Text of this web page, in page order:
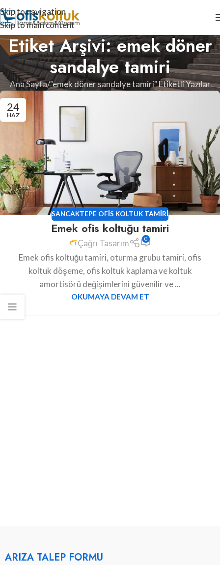
Skip to navigation
Skip to main content
Etiket Arşivi: emek döner
sandalye tamiri
Ana Sayfa "emek döner sandalye tamiri" Etiketli Yazılar
24
HAZ
SANCAKTEPE OFIS KOLTUK TAMIRI
Emek ofis koltuğu tamiri
Çağrı Tasarım 0
Emek ofis koltuğu tamiri, oturma grubu tamiri, ofis
koltuk döşeme, ofis koltuk kaplama ve koltuk
amortisörü değişimlerini güvenilir ve ...
OKUMAYA DEVAM ET
ARIZA TALEP FORMU